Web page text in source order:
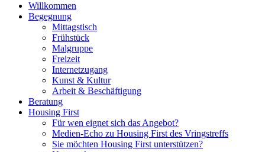
Willkommen
Begegnung
Mittagstisch
Frühstück
Malgruppe
Freizeit
Internetzugang
Kunst & Kultur
Arbeit & Beschäftigung
Beratung
Housing First
Für wen eignet sich das Angebot?
Medien-Echo zu Housing First des Vringstreffs
Sie möchten Housing First unterstützen?